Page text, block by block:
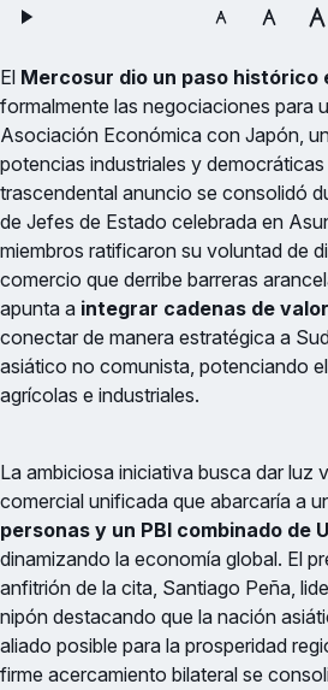
El Mercosur dio un paso histórico
formalmente las negociaciones para
Asociación Económica con Japón,
potencias industriales y democráticas
trascendental anuncio se consolidó
de Jefes de Estado celebrada en
miembros ratificaron su voluntad de
comercio que derribe barreras
apunta a integrar cadenas de
conectar de manera estratégica a
asiático no comunista, potenciando
agrícolas e industriales.
La ambiciosa iniciativa busca dar luz
comercial unificada que abarcaría a
personas y un PBI combinado de
dinamizando la economía global. El
anfitrión de la cita, Santiago Peña,
nipón destacando que la nación
aliado posible para la prosperidad
firme acercamiento bilateral se